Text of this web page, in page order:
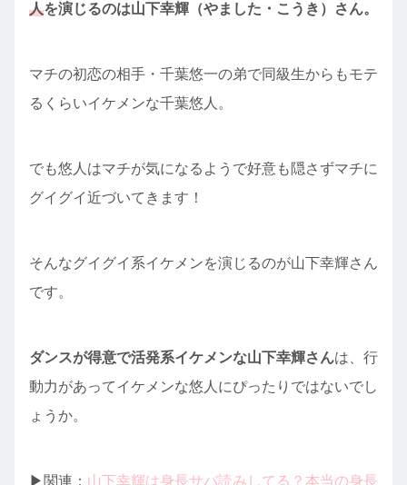
人を演じるのは山下幸輝（やました・こうき）さん。
マチの初恋の相手・千葉悠一の弟で同級生からもモテ
るくらいイケメンな千葉悠人。
でも悠人はマチが気になるようで好意も隠さずマチに
グイグイ近づいてきます！
そんなグイグイ系イケメンを演じるのが山下幸輝さん
です。
ダンスが得意で活発系イケメンな山下幸輝さんは、行
動力があってイケメンな悠人にぴったりではないでし
ょうか。
▶︎関連： 山下幸輝は身長サバ読みしてる？本当の身長